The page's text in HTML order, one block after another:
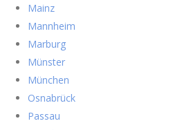
Mainz
Mannheim
Marburg
Münster
München
Osnabrück
Passau